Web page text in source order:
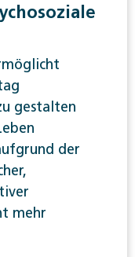
gestalten
der
mehr